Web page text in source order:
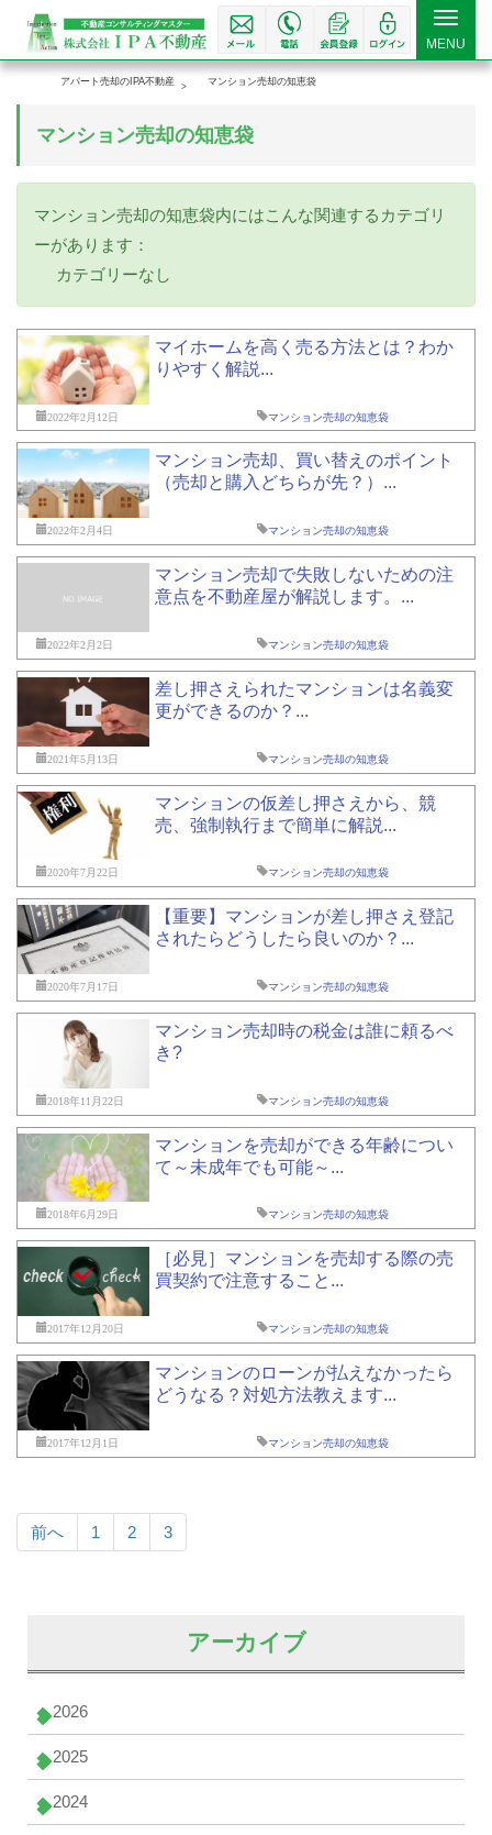
Toggle
MENU
アパート売却のIPA不動産 マンション売却の知恵袋
マンション売却の知恵袋
マンション売却の知恵袋内にはこんな関連するカテゴリ
ーがあります：
カテゴリーなし
マイホームを高く売る方法とは？わか
りやすく解説...
2022年2月12日 マンション売却の知恵袋
マンション売却、買い替えのポイント
（売却と購入どちらが先？）...
2022年2月4日 マンション売却の知恵袋
マンション売却で失敗しないための注
意点を不動産屋が解説します。...
2022年2月2日 マンション売却の知恵袋
差し押さえられたマンションは名義変
更ができるのか？...
2021年5月13日 マンション売却の知恵袋
マンションの仮差し押さえから、競
売、強制執行まで簡単に解説...
2020年7月22日 マンション売却の知恵袋
【重要】マンションが差し押さえ登記
されたらどうしたら良いのか？...
2020年7月17日 マンション売却の知恵袋
マンション売却時の税金は誰に頼るべ
き?
2018年11月22日 マンション売却の知恵袋
マンションを売却ができる年齢につい
て～未成年でも可能～...
2018年6月29日 マンション売却の知恵袋
［必見］マンションを売却する際の売
買契約で注意すること...
2017年12月20日 マンション売却の知恵袋
マンションのローンが払えなかったら
どうなる？対処方法教えます...
2017年12月1日 マンション売却の知恵袋
前へ 1 2 3
アーカイブ
2026
2025
2024